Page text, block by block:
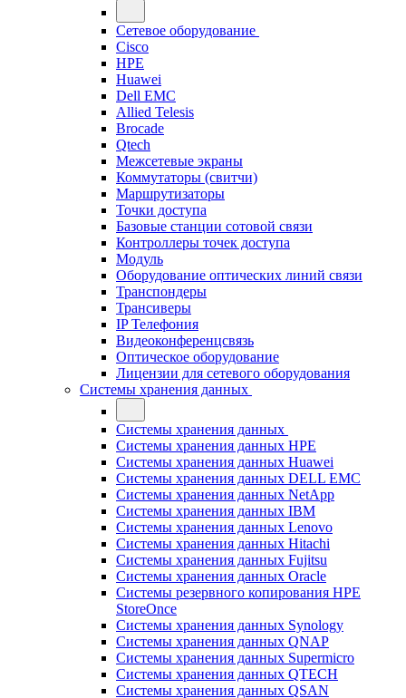
Сетевое оборудование
Cisco
HPE
Huawei
Dell EMC
Allied Telesis
Brocade
Qtech
Межсетевые экраны
Коммутаторы (свитчи)
Маршрутизаторы
Точки доступа
Базовые станции сотовой связи
Контроллеры точек доступа
Модуль
Оборудование оптических линий связи
Транспондеры
Трансиверы
IP Телефония
Видеоконференцсвязь
Оптическое оборудование
Лицензии для сетевого оборудования
Системы хранения данных
Системы хранения данных
Системы хранения данных HPE
Системы хранения данных Huawei
Системы хранения данных DELL EMC
Cистемы хранения данных NetApp
Системы хранения данных IBM
Системы хранения данных Lenovo
Системы хранения данных Hitachi
Системы хранения данных Fujitsu
Системы хранения данных Oracle
Системы резервного копирования HPE
StoreOnce
Системы хранения данных Synology
Системы хранения данных QNAP
Системы хранения данных Supermicro
Системы хранения данных QTECH
Системы хранения данных QSAN